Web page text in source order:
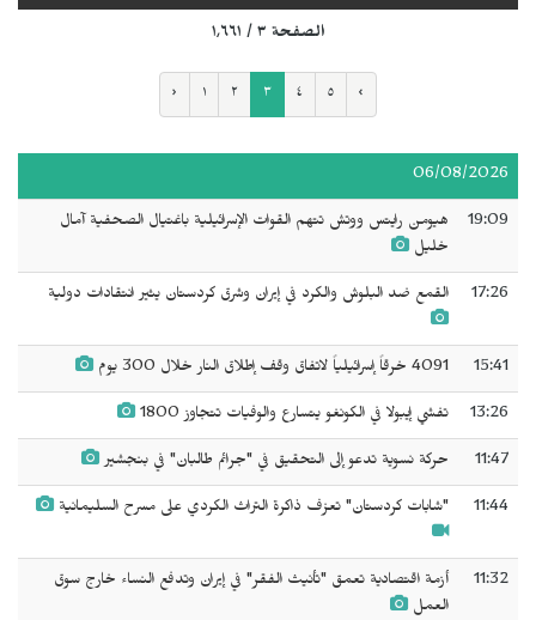
الصفحة ٣ / ١٬٦٦١
‹ ١ ٢ ٣ ٤ ٥ ›
06/08/2026
19:09
هيومن رايتس ووتش تتهم القوات الإسرائيلية باغتيال الصحفية آمال
خليل
17:26 القمع ضد البلوش والكرد في إيران وشرق كردستان يثير انتقادات دولية
15:41 4091 خرقاً إسرائيلياً لاتفاق وقف إطلاق النار خلال 300 يوم
13:26 تفشي إيبولا في الكونغو يتسارع والوفيات تتجاوز 1800
11:47 حركة نسوية تدعو إلى التحقيق في "جرائم طالبان" في بنجشير
11:44 "شابات كردستان" تعزف ذاكرة التراث الكردي على مسرح السليمانية
11:32
أزمة اقتصادية تعمق "تأنيث الفقر" في إيران وتدفع النساء خارج سوق
العمل